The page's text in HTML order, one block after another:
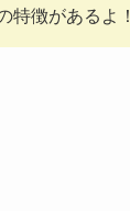
特徴があるよ！